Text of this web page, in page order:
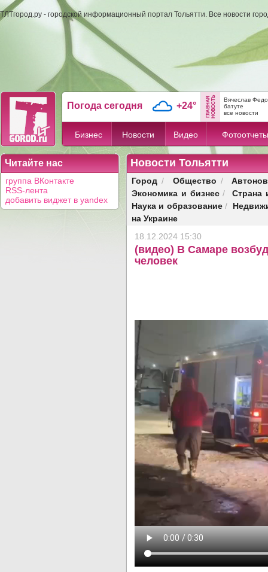
ТЛТгород.ру - городской информационный портал Тольятти. Все новости
Погода сегодня +24°
Вячеслав
батуте
все новости
Бизнес Новости Видео Фотоотчеты
Читайте нас
группа ВКонтакте
RSS-лента
добавить виджет в yandex
Новости Тольятти
Город / Общество /
Экономика и бизнес/
Страна
Наука и образование/
на Украине
18.12.2024 15:30
(видео) В Самаре
человек